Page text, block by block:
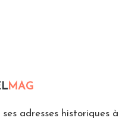
MAG
adresses historiques à